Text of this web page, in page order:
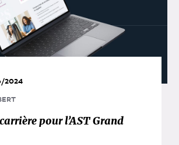
2024
pour l’AST Grand